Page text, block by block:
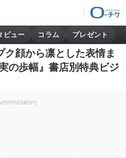
ビュー コラム プレゼント
ク顔から凛とした表情ま
の歩幅』書店別特典ビジ